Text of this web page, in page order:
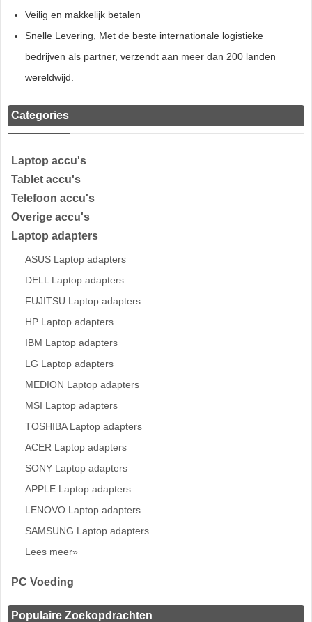
Veilig en makkelijk betalen
Snelle Levering, Met de beste internationale logistieke
bedrijven als partner, verzendt aan meer dan 200 landen
wereldwijd.
Categories
Laptop accu's
Tablet accu's
Telefoon accu's
Overige accu's
Laptop adapters
ASUS Laptop adapters
DELL Laptop adapters
FUJITSU Laptop adapters
HP Laptop adapters
IBM Laptop adapters
LG Laptop adapters
MEDION Laptop adapters
MSI Laptop adapters
TOSHIBA Laptop adapters
ACER Laptop adapters
SONY Laptop adapters
APPLE Laptop adapters
LENOVO Laptop adapters
SAMSUNG Laptop adapters
Lees meer»
PC Voeding
Populaire Zoekopdrachten